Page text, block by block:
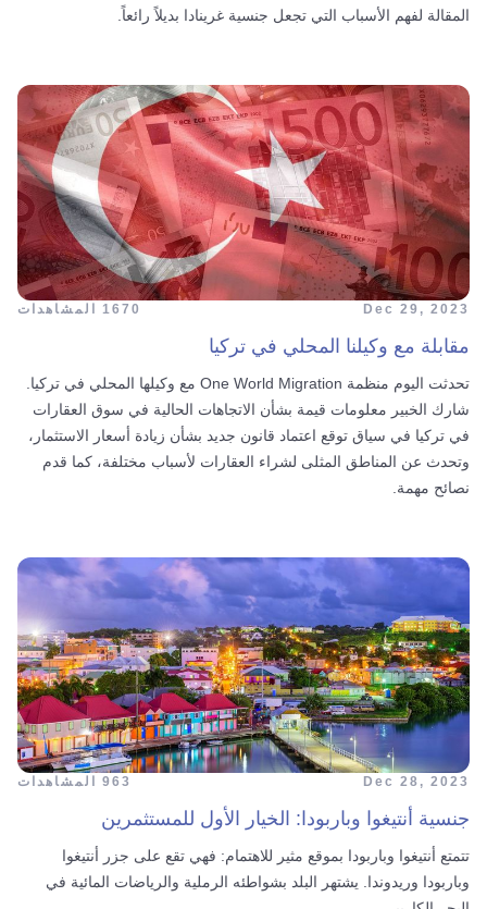
المقالة لفهم الأسباب التي تجعل جنسية غرينادا بديلاً رائعاً.
Dec 29, 2023 1670 المشاهدات
مقابلة مع وكيلنا المحلي في تركيا
تحدثت اليوم منظمة One World Migration مع وكيلها المحلي في تركيا.
شارك الخبير معلومات قيمة بشأن الاتجاهات الحالية في سوق العقارات
في تركيا في سياق توقع اعتماد قانون جديد بشأن زيادة أسعار الاستثمار،
وتحدث عن المناطق المثلى لشراء العقارات لأسباب مختلفة، كما قدم
نصائح مهمة.
Dec 28, 2023 963 المشاهدات
جنسية أنتيغوا وباربودا: الخيار الأول للمستثمرين
تتمتع أنتيغوا وباربودا بموقع مثير للاهتمام: فهي تقع على جزر أنتيغوا
وباربودا وريدوندا. يشتهر البلد بشواطئه الرملية والرياضات المائية في